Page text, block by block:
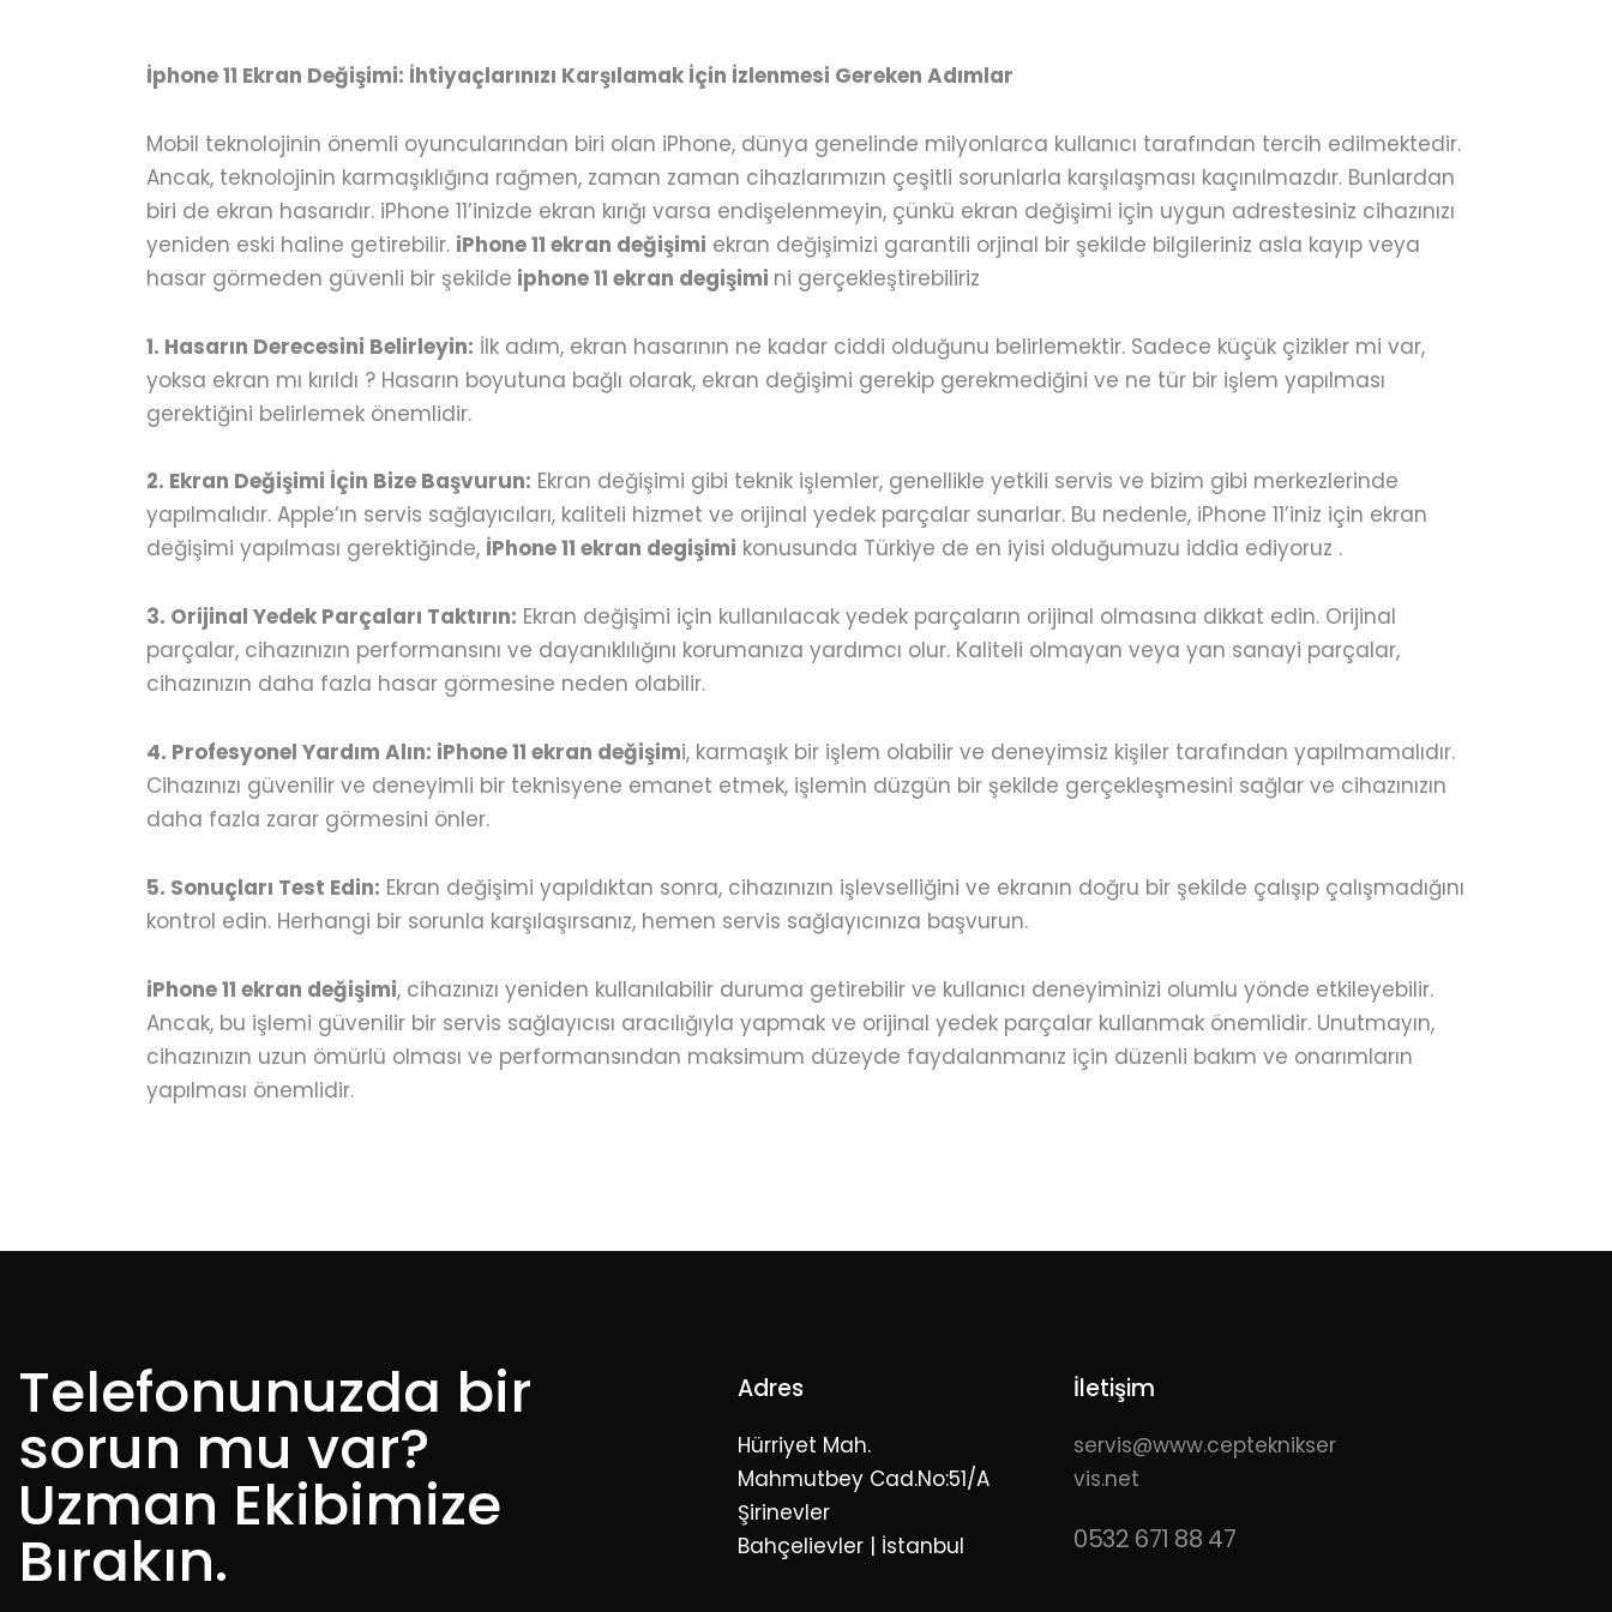
İphone 11 Ekran Değişimi: İhtiyaçlarınızı Karşılamak İçin İzlenmesi Gereken Adımlar
Mobil teknolojinin önemli oyuncularından biri olan iPhone, dünya genelinde milyonlarca kullanıcı tarafından tercih edilmektedir.
Ancak, teknolojinin karmaşıklığına rağmen, zaman zaman cihazlarımızın çeşitli sorunlarla karşılaşması kaçınılmazdır. Bunlardan
biri de ekran hasarıdır. iPhone 11’inizde ekran kırığı varsa endişelenmeyin, çünkü ekran değişimi için uygun adrestesiniz cihazınızı
yeniden eski haline getirebilir. iPhone 11 ekran değişimi ekran değişimizi garantili orjinal bir şekilde bilgileriniz asla kayıp veya
hasar görmeden güvenli bir şekilde iphone 11 ekran degişimi ni gerçekleştirebiliriz
1. Hasarın Derecesini Belirleyin: İlk adım, ekran hasarının ne kadar ciddi olduğunu belirlemektir. Sadece küçük çizikler mi var,
yoksa ekran mı kırıldı ? Hasarın boyutuna bağlı olarak, ekran değişimi gerekip gerekmediğini ve ne tür bir işlem yapılması
gerektiğini belirlemek önemlidir.
2. Ekran Değişimi İçin Bize Başvurun: Ekran değişimi gibi teknik işlemler, genellikle yetkili servis ve bizim gibi merkezlerinde
yapılmalıdır. Apple’ın servis sağlayıcıları, kaliteli hizmet ve orijinal yedek parçalar sunarlar. Bu nedenle, iPhone 11’iniz için ekran
değişimi yapılması gerektiğinde, İPhone 11 ekran degişimi konusunda Türkiye de en iyisi olduğumuzu iddia ediyoruz .
3. Orijinal Yedek Parçaları Taktırın: Ekran değişimi için kullanılacak yedek parçaların orijinal olmasına dikkat edin. Orijinal
parçalar, cihazınızın performansını ve dayanıklılığını korumanıza yardımcı olur. Kaliteli olmayan veya yan sanayi parçalar,
cihazınızın daha fazla hasar görmesine neden olabilir.
4. Profesyonel Yardım Alın: iPhone 11 ekran değişimi, karmaşık bir işlem olabilir ve deneyimsiz kişiler tarafından yapılmamalıdır.
Cihazınızı güvenilir ve deneyimli bir teknisyene emanet etmek, işlemin düzgün bir şekilde gerçekleşmesini sağlar ve cihazınızın
daha fazla zarar görmesini önler.
5. Sonuçları Test Edin: Ekran değişimi yapıldıktan sonra, cihazınızın işlevselliğini ve ekranın doğru bir şekilde çalışıp çalışmadığını
kontrol edin. Herhangi bir sorunla karşılaşırsanız, hemen servis sağlayıcınıza başvurun.
iPhone 11 ekran değişimi, cihazınızı yeniden kullanılabilir duruma getirebilir ve kullanıcı deneyiminizi olumlu yönde etkileyebilir.
Ancak, bu işlemi güvenilir bir servis sağlayıcısı aracılığıyla yapmak ve orijinal yedek parçalar kullanmak önemlidir. Unutmayın,
cihazınızın uzun ömürlü olması ve performansından maksimum düzeyde faydalanmanız için düzenli bakım ve onarımların
yapılması önemlidir.
Telefonunuzda bir
sorun mu var?
Uzman Ekibimize
Bırakın.
Adres
Hürriyet Mah.
Mahmutbey Cad.No:51/A
Şirinevler
Bahçelievler | İstanbul
İletişim
servis@www.cepteknikser
vis.net
0532 671 88 47